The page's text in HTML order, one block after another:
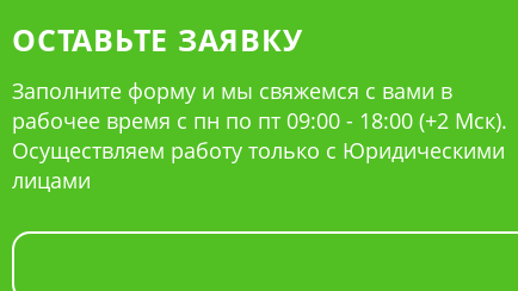
ОСТАВЬТЕ ЗАЯВКУ
Заполните форму и мы свяжемся с вами в
рабочее время с пн по пт 09:00 - 18:00 (+2 Мск).
Осуществляем работу только с Юридическими
лицами